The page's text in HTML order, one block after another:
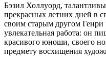
Бэзил Холлуорд,
прекрасных летних дней в
своим старым другом
увлекательная работа: он
краси­вого юноши, своего
предмету восхищения